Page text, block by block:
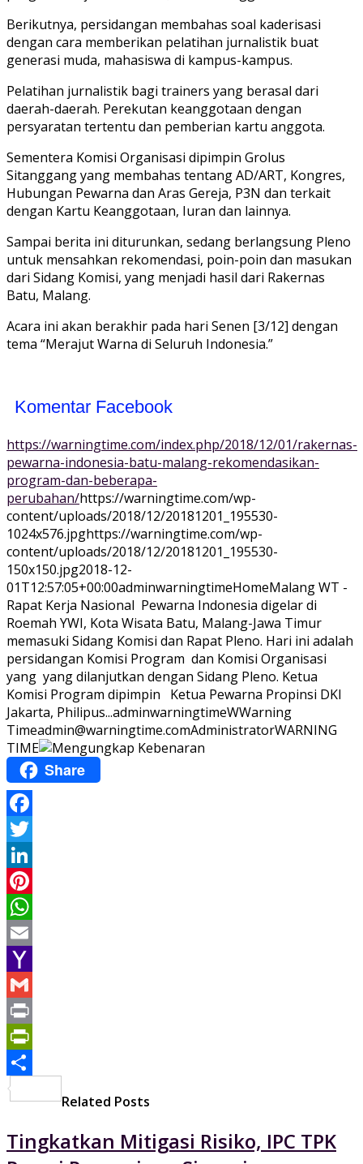
Berikutnya, persidangan membahas soal kaderisasi
dengan cara memberikan pelatihan jurnalistik buat
generasi muda, mahasiswa di kampus-kampus.
Pelatihan jurnalistik bagi trainers yang berasal dari
daerah-daerah. Perekutan keanggotaan dengan
persyaratan tertentu dan pemberian kartu anggota.
Sementera Komisi Organisasi dipimpin Grolus
Sitanggang yang membahas tentang AD/ART, Kongres,
Hubungan Pewarna dan Aras Gereja, P3N dan terkait
dengan Kartu Keanggotaan, Iuran dan lainnya.
Sampai berita ini diturunkan, sedang berlangsung Pleno
untuk mensahkan rekomendasi, poin-poin dan masukan
dari Sidang Komisi, yang menjadi hasil dari Rakernas
Batu, Malang.
Acara ini akan berakhir pada hari Senen [3/12] dengan
tema “Merajut Warna di Seluruh Indonesia.”
Komentar Facebook
https://warningtime.com/index.php/2018/12/01/rakernas-
pewarna-indonesia-batu-malang-rekomendasikan-
program-dan-beberapa-
perubahan/https://warningtime.com/wp-
content/uploads/2018/12/20181201_195530-
1024x576.jpghttps://warningtime.com/wp-
content/uploads/2018/12/20181201_195530-
150x150.jpg2018-12-
01T12:57:05+00:00adminwarningtimeHomeMalang WT -
Rapat Kerja Nasional Pewarna Indonesia digelar di
Roemah YWI, Kota Wisata Batu, Malang-Jawa Timur
memasuki Sidang Komisi dan Rapat Pleno. Hari ini adalah
persidangan Komisi Program dan Komisi Organisasi
yang yang dilanjutkan dengan Sidang Pleno. Ketua
Komisi Program dipimpin Ketua Pewarna Propinsi DKI
Jakarta, Philipus...adminwarningtimeWWarning
Timeadmin@warningtime.comAdministratorWARNING
TIME
Share
Facebook
Twitter
LinkedIn
Pinterest
WhatsApp
Email
Yahoo
Mail
Gmail
Print
PrintFriendly
Related Posts
Tingkatkan Mitigasi Risiko, IPC TPK